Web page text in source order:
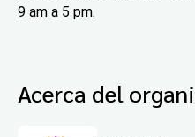
9 am a 5 pm.
Acerca del